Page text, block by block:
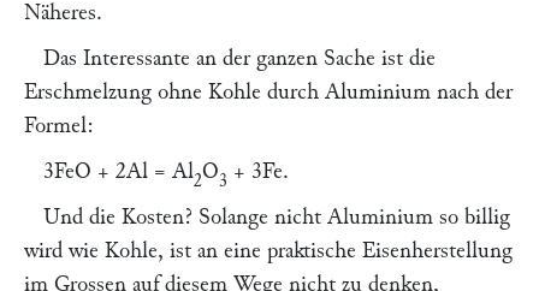
Näheres.
Das Interessante an der ganzen Sache ist die
Erschmelzung ohne Kohle durch Aluminium nach der
Formel:
3FeO + 2Al = Al2O3 + 3Fe.
Und die Kosten? Solange nicht Aluminium so billig
wird wie Kohle, ist an eine praktische Eisenherstellung
im Grossen auf diesem Wege nicht zu denken,